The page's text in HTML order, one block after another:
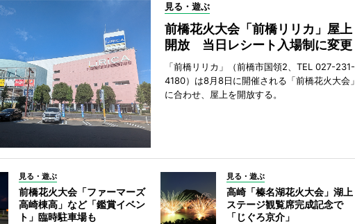
見る・遊ぶ
前橋花火大会「前橋リリカ」屋上
開放 当日レシート入場制に変更
「前橋リリカ」（前橋市国領2、TEL 027-231-
4180）は8月8日に開催される「前橋花火大会」
に合わせ、屋上を開放する。
見る・遊ぶ
前橋花火大会「ファーマーズ
高崎棟高」など「鑑賞イベン
ト」臨時駐車場も
見る・遊ぶ
高崎「榛名湖花火大会」湖上
ステージ観覧席完成記念で
「じぐろ京介」